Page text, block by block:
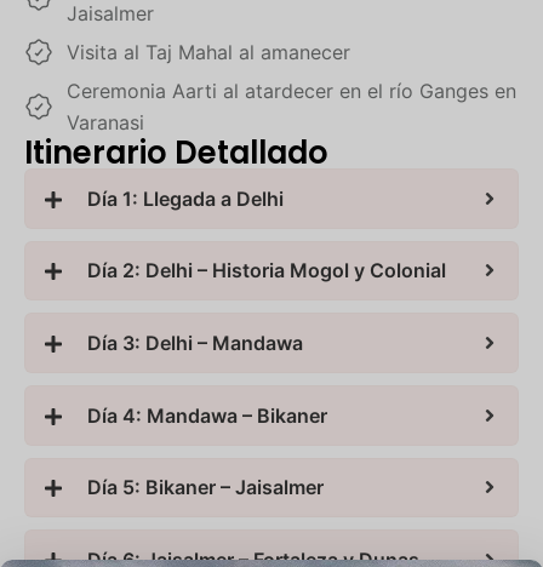
Jaisalmer
Visita al Taj Mahal al amanecer
Ceremonia Aarti al atardecer en el río Ganges en
Varanasi
Itinerario Detallado
Día 1: Llegada a Delhi
Día 2: Delhi – Historia Mogol y Colonial
Día 3: Delhi – Mandawa
Día 4: Mandawa – Bikaner
Día 5: Bikaner – Jaisalmer
Día 6: Jaisalmer – Fortaleza y Dunas